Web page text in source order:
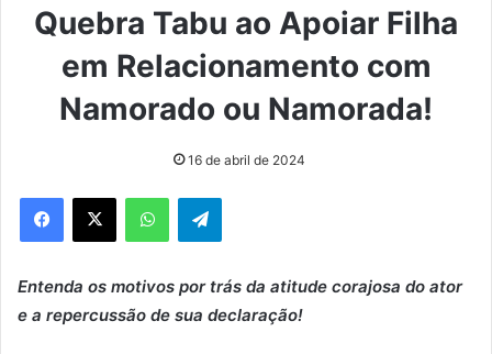
Quebra Tabu ao Apoiar Filha
em Relacionamento com
Namorado ou Namorada!
16 de abril de 2024
WhatsAppTelegram
Entenda os motivos por trás da atitude corajosa do ator
e a repercussão de sua declaração!